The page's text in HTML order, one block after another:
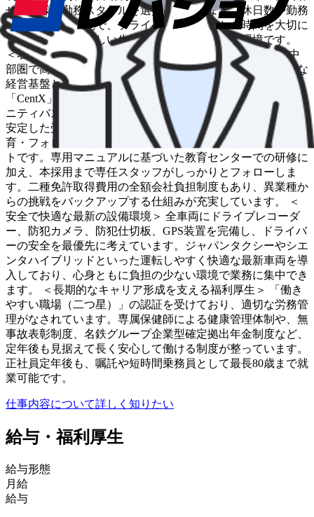
せた多様な勤務スタイルを選択いただけます。休日数や勤務
時間の相談も可能で、プライベートや家族との時間を大切に
しながら、規則正しい生活リズムを維持できる環境です。
＜名鉄グループとしての圧倒的な安定感とブランド力＞ 中
部圏で高い知名度を誇る名鉄グループの一員として、強固な
経営基盤とブランドの安心感があります。スマホアプリ
「CentX」「GO」の全車導入や、自治体と連携したコミュ
ニティバス・デマンドタクシーの運行など、地域に根差した
安定した受注体制が整っています。 ＜未経験者も安心の教
育・フォロー体制＞ 採用者の約80％が未経験からのスター
トです。専用マニュアルに基づいた教育センターでの研修に
加え、本採用まで専任スタッフがしっかりとフォローしま
す。二種免許取得費用の全額会社負担制度もあり、異業種か
らの挑戦をバックアップする仕組みが充実しています。 ＜
安全で快適な最新の設備環境＞ 全車両にドライブレコーダ
ー、防犯カメラ、防犯仕切板、GPS装置を完備し、ドライバ
ーの安全を最優先に考えています。ジャパンタクシーやシエ
ンタハイブリッドといった運転しやすく快適な最新車両を導
入しており、心身ともに負担の少ない環境で業務に集中でき
ます。 ＜長期的なキャリア形成を支える福利厚生＞ 「働き
やすい職場（二つ星）」の認証を受けており、適切な労務管
理がなされています。専属保健師による健康管理体制や、無
事故表彰制度、名鉄グループ企業型確定拠出年金制度など、
定年後も見据えて長く安心して働ける制度が整っています。
正社員定年後も、嘱託や短時間乗務員として最長80歳まで就
業可能です。
仕事内容について詳しく知りたい
給与・福利厚生
給与形態
月給
給与